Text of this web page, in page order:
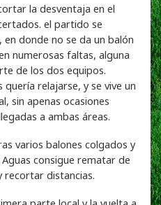
la desventaja en el
el partido se
donde no se da un balón
numerosas faltas, alguna
de los dos equipos.
relajarse, y se vive un
sin apenas ocasiones
a ambas áreas.
varios balones colgados y
consigue rematar de
recortar distancias.